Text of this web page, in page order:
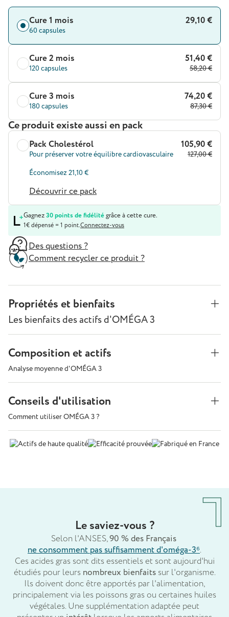
Cure 1 mois
60 capsules
29,10 €
Cure 2 mois
120 capsules
51,40 €
58,20 €
Cure 3 mois
180 capsules
74,20 €
87,30 €
Ce produit existe aussi en pack
Pack Cholestérol
Pour préserver votre équilibre cardiovasculaire
Économisez 21,10 €
Découvrir ce pack
105,90 €
127,00 €
Gagnez30 points de fidélitégrâce à cette cure.
1€ dépensé = 1 point.Connectez-vous
Des questions ?
Comment recycler ce produit ?
Propriétés et bienfaits
Les bienfaits des actifs d'OMÉGA 3
Composition et actifs
Analyse moyenne d'OMÉGA 3
Conseils d'utilisation
Comment utiliser OMÉGA 3 ?
Le saviez-vous ?
Selon l'ANSES,90 % des Français
ne consomment pas suffisamment d'oméga-3⁶.
Ces acides gras sont dits essentiels et sont aujourd'hui
étudiés pour leurs nombreux bienfaitssur l'organisme.
Ils doivent donc être apportés par l'alimentation,
principalement via les poissons gras ou certaines huiles
végétales. Une supplémentation adaptée peut